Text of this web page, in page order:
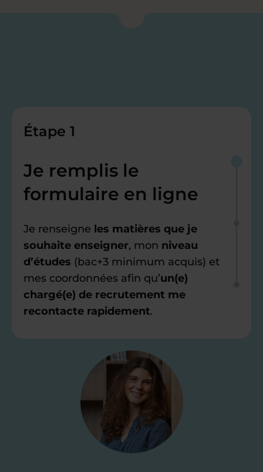
Étape 1
Je remplis le
formulaire en ligne
Je renseigne les matières que je
souhaite enseigner, mon niveau
d’études (bac+3 minimum acquis) et
mes coordonnées afin qu’un(e)
chargé(e) de recrutement me
recontacte rapidement.
Je valide ma
candidature
test de 15 minutes